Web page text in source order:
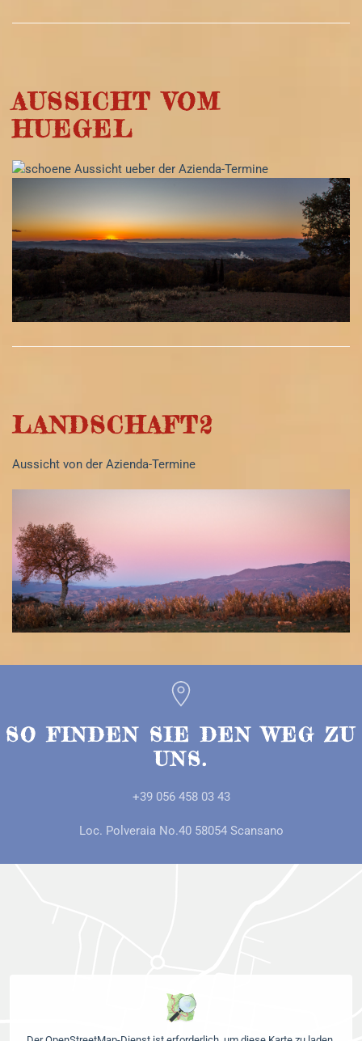
AUSSICHT VOM
HUEGEL
LANDSCHAFT2
Aussicht von der Azienda-Termine
SO FINDEN SIE DEN WEG ZU
UNS.
+39 056 458 03 43
Loc. Polveraia No.40 58054 Scansano